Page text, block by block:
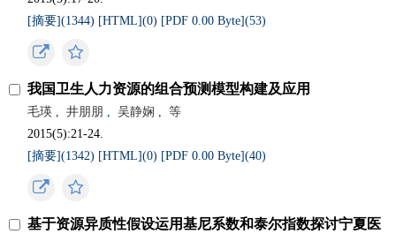
[摘要](1344) [HTML](0) [PDF 0.00 Byte](53)
我国卫生人力资源的组合预测模型构建及应用
毛瑛 , 井朋朋 , 吴静娴 ,
等
2015(5):21-24.
[摘要](1342) [HTML](0) [PDF 0.00 Byte](40)
基于资源异质性假设运用基尼系数和泰尔指数探讨宁夏医